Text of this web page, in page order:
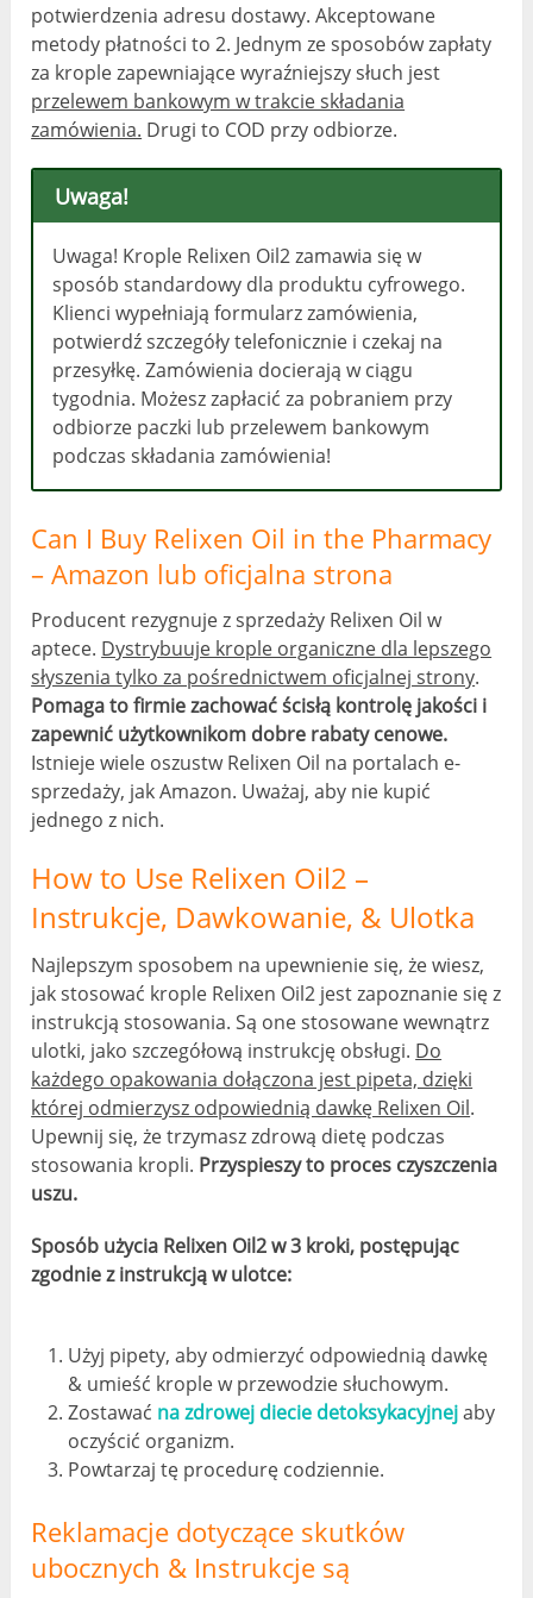
potwierdzenia adresu dostawy. Akceptowane
metody płatności to 2. Jednym ze sposobów zapłaty
za krople zapewniające wyraźniejszy słuch jest
przelewem bankowym w trakcie składania
zamówienia. Drugi to COD przy odbiorze.
Uwaga!
Uwaga! Krople Relixen Oil2 zamawia się w
sposób standardowy dla produktu cyfrowego.
Klienci wypełniają formularz zamówienia,
potwierdź szczegóły telefonicznie i czekaj na
przesyłkę. Zamówienia docierają w ciągu
tygodnia. Możesz zapłacić za pobraniem przy
odbiorze paczki lub przelewem bankowym
podczas składania zamówienia!
Can I Buy Relixen Oil in the Pharmacy
– Amazon lub oficjalna strona
Producent rezygnuje z sprzedaży Relixen Oil w
aptece. Dystrybuuje krople organiczne dla lepszego
słyszenia tylko za pośrednictwem oficjalnej strony.
Pomaga to firmie zachować ścisłą kontrolę jakości i
zapewnić użytkownikom dobre rabaty cenowe.
Istnieje wiele oszustw Relixen Oil na portalach e-
sprzedaży, jak Amazon. Uważaj, aby nie kupić
jednego z nich.
How to Use Relixen Oil2 –
Instrukcje, Dawkowanie, & Ulotka
Najlepszym sposobem na upewnienie się, że wiesz,
jak stosować krople Relixen Oil2 jest zapoznanie się z
instrukcją stosowania. Są one stosowane wewnątrz
ulotki, jako szczegółową instrukcję obsługi. Do
każdego opakowania dołączona jest pipeta, dzięki
której odmierzysz odpowiednią dawkę Relixen Oil.
Upewnij się, że trzymasz zdrową dietę podczas
stosowania kropli. Przyspieszy to proces czyszczenia
uszu.
Sposób użycia Relixen Oil2 w 3 kroki, postępując
zgodnie z instrukcją w ulotce:
Użyj pipety, aby odmierzyć odpowiednią dawkę
& umieść krople w przewodzie słuchowym.
Zostawać na zdrowej diecie detoksykacyjnejaby
oczyścić organizm.
Powtarzaj tę procedurę codziennie.
Reklamacje dotyczące skutków
ubocznych & Instrukcje są